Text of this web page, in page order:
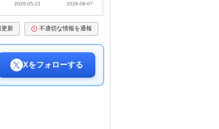
2026-05-22 2026-08-07
更新 不適切な情報を通報
Xをフォローする